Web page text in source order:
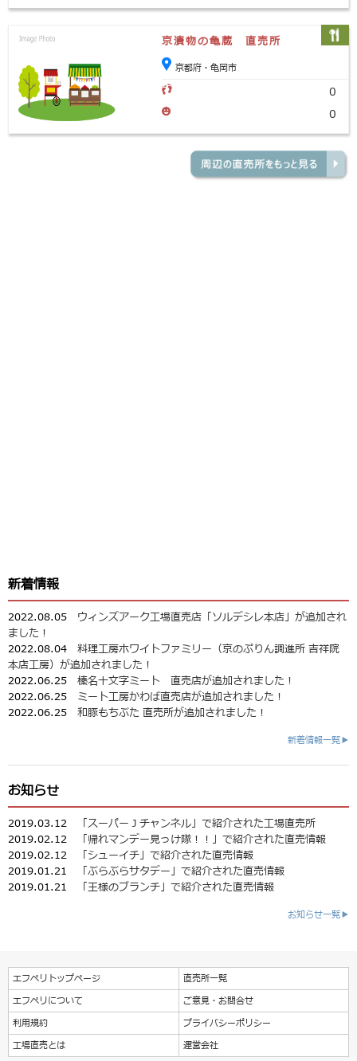
京漬物の亀蔵 直売所
京都府・亀岡市
0
0
新着情報
2022.08.05 ウィンズアーク工場直売店「ソルデシレ本店」が追加され
ました！
2022.08.04 料理工房ホワイトファミリー（京のぷりん調進所 吉祥院
本店工房）が追加されました！
2022.06.25 榛名十文字ミート 直売店が追加されました！
2022.06.25 ミート工房かわば直売店が追加されました！
2022.06.25 和豚もちぶた 直売所が追加されました！
新着情報一覧▶
お知らせ
2019.03.12
「スーパーＪチャンネル」で紹介された工場直売所
2019.02.12
「帰れマンデー見っけ隊！！」で紹介された直売情報
2019.02.12
「シューイチ」で紹介された直売情報
2019.01.21
「ぶらぶらサタデー」で紹介された直売情報
2019.01.21
「王様のブランチ」で紹介された直売情報
お知らせ一覧▶
エフペリトップページ
直売所一覧
エフペリについて
ご意見・お問合せ
利用規約
プライバシーポリシー
工場直売とは
運営会社